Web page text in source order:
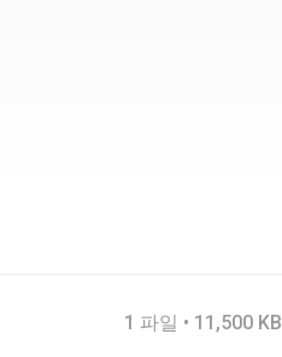
1 파일 • 11,500 KB